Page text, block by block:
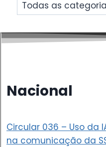
Nacional
Circular 036 – Uso da
na comunicação da